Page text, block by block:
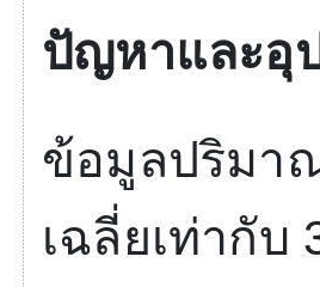
ปัญหาและอุ
ข้อมูลปริมา
เฉลี่ยเท่ากับ